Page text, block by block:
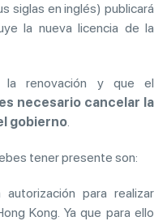
siglas en inglés) publicará
la nueva licencia de la
la renovación y que el
es necesario cancelar la
gobierno.
tener presente son:
para realizar
Kong. Ya que para ello